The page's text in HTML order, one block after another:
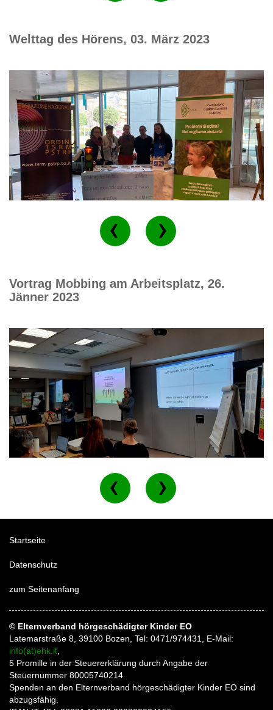
Welttag des Hörens, 03. März 2023
Vortrag Mobbing am Arbeitsplatz, 26.
Jänner 2023
Startseite
Datenschutz
zum Seitenanfang
© Elternverband hörgeschädigter Kinder EO
Latemarstraße 8, 39100 Bozen, Tel: 0471/974431, E-Mail:
info(at)ehk.it
5 Promille in der Steuererklärung durch Angabe der
Steuernummer 80005740214
Spenden an den Elternverband hörgeschädigter Kinder EO sind
abzugsfähig.